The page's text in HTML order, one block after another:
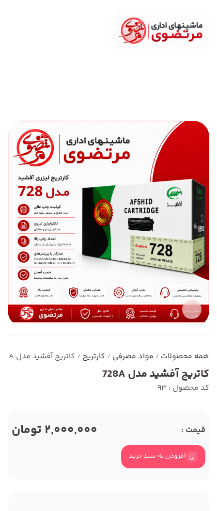
همه محصولات / مواد مصرفی / کارتریج / کاتریج آفشید مدل 728A
کاتریج آفشید مدل 728A
کد محصول : 93
قیمت : 2,000,000 تومان
افزودن به سبد خرید